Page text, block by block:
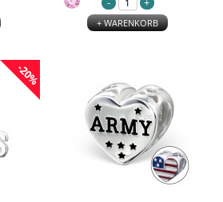
+ WARENKORB
-20%